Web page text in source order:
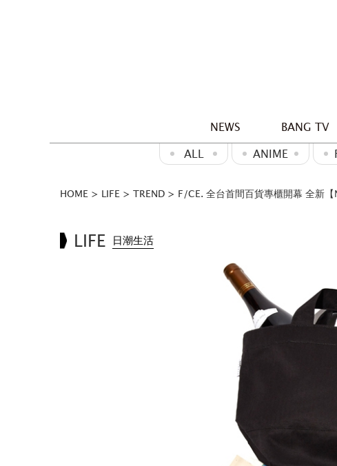
NEWS BANG TV
ALL ANIME
HOME > LIFE > TREND > F/CE. 全台首間百貨專櫃開幕 全新
LIFE 日潮生活